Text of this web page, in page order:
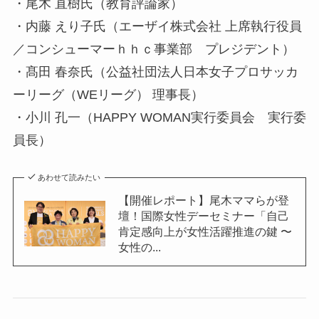
・尾木 直樹氏（教育評論家）
・内藤 えり子氏（エーザイ株式会社 上席執行役員
／コンシューマーｈｈｃ事業部 プレジデント）
・髙田 春奈氏（公益社団法人日本女子プロサッカ
ーリーグ（WEリーグ） 理事長）
・小川 孔一（HAPPY WOMAN実行委員会 実行委
員長）
あわせて読みたい
【開催レポート】尾木ママらが登
壇！国際女性デーセミナー「自己
肯定感向上が女性活躍推進の鍵 〜
女性の...